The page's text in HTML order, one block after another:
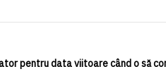
pentru data viitoare când o să